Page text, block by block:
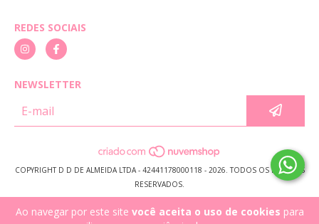
Ao navegar por este site você aceita o uso de cookies para
REDES SOCIAIS
NEWSLETTER
COPYRIGHT D D DE ALMEIDA LTDA - 42441178000118 - 2026. TODOS OS DIREITOS
RESERVADOS.